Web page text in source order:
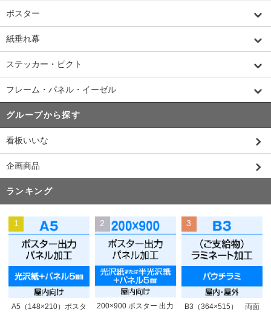
ポスター
紙垂れ幕
ステッカー・ピクト
フレーム・パネル・イーゼル
グループから探す
看板いいな
企画商品
ランキング
1
A5（148×210）ポスタ
2
200×900 ポスター 出力
3
B3（364×515） 両面